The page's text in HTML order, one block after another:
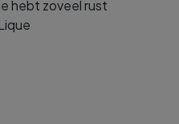
hebt zoveel rust